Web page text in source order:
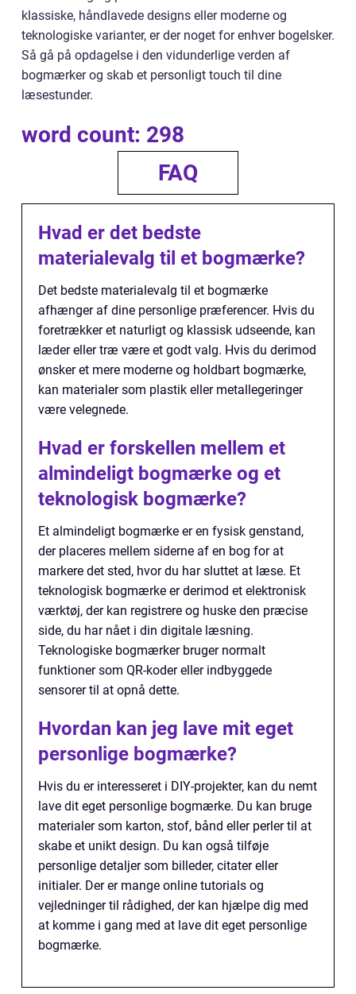
klassiske, håndlavede designs eller moderne og
teknologiske varianter, er der noget for enhver bogelsker.
Så gå på opdagelse i den vidunderlige verden af
bogmærker og skab et personligt touch til dine
læsestunder.
word count: 298
FAQ
Hvad er det bedste
materialevalg til et bogmærke?
Det bedste materialevalg til et bogmærke
afhænger af dine personlige præferencer. Hvis du
foretrækker et naturligt og klassisk udseende, kan
læder eller træ være et godt valg. Hvis du derimod
ønsker et mere moderne og holdbart bogmærke,
kan materialer som plastik eller metallegeringer
være velegnede.
Hvad er forskellen mellem et
almindeligt bogmærke og et
teknologisk bogmærke?
Et almindeligt bogmærke er en fysisk genstand,
der placeres mellem siderne af en bog for at
markere det sted, hvor du har sluttet at læse. Et
teknologisk bogmærke er derimod et elektronisk
værktøj, der kan registrere og huske den præcise
side, du har nået i din digitale læsning.
Teknologiske bogmærker bruger normalt
funktioner som QR-koder eller indbyggede
sensorer til at opnå dette.
Hvordan kan jeg lave mit eget
personlige bogmærke?
Hvis du er interesseret i DIY-projekter, kan du nemt
lave dit eget personlige bogmærke. Du kan bruge
materialer som karton, stof, bånd eller perler til at
skabe et unikt design. Du kan også tilføje
personlige detaljer som billeder, citater eller
initialer. Der er mange online tutorials og
vejledninger til rådighed, der kan hjælpe dig med
at komme i gang med at lave dit eget personlige
bogmærke.